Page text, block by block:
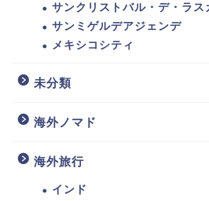
サンクリストバル・デ・ラス
サンミゲルデアジェンデ
メキシコシティ
未分類
海外ノマド
海外旅行
インド